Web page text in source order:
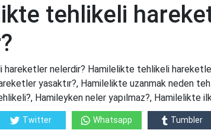
tehlikeli
hareketler nelerdir? Hamilelikte tehlikeli
yasaktır?, Hamilelikte uzanmak neden
Hamileyken neler yapılmaz?, Hamilelikte
Twitter Whatsapp Tumbler